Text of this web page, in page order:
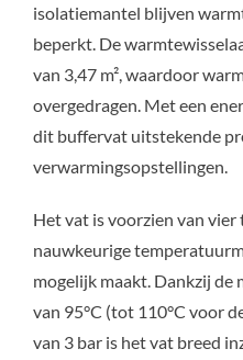
isolatiemantel blijven
beperkt. De
van 3,47 m², waardoor
overgedragen. Met een
dit buffervat uitstekende
verwarmingsopstellingen.
Het vat is voorzien van
nauwkeurige
mogelijk maakt. Dankzij
van 95°C (tot 110°C voor
van 3 bar is het vat breed